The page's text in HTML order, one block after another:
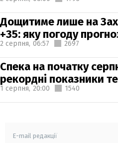
Дощитиме лише на
+35: яку погоду
2 серпня, 06:57 2697
Спека на початку
рекордні показники
1 серпня, 20:00 1540
E-mail редакції